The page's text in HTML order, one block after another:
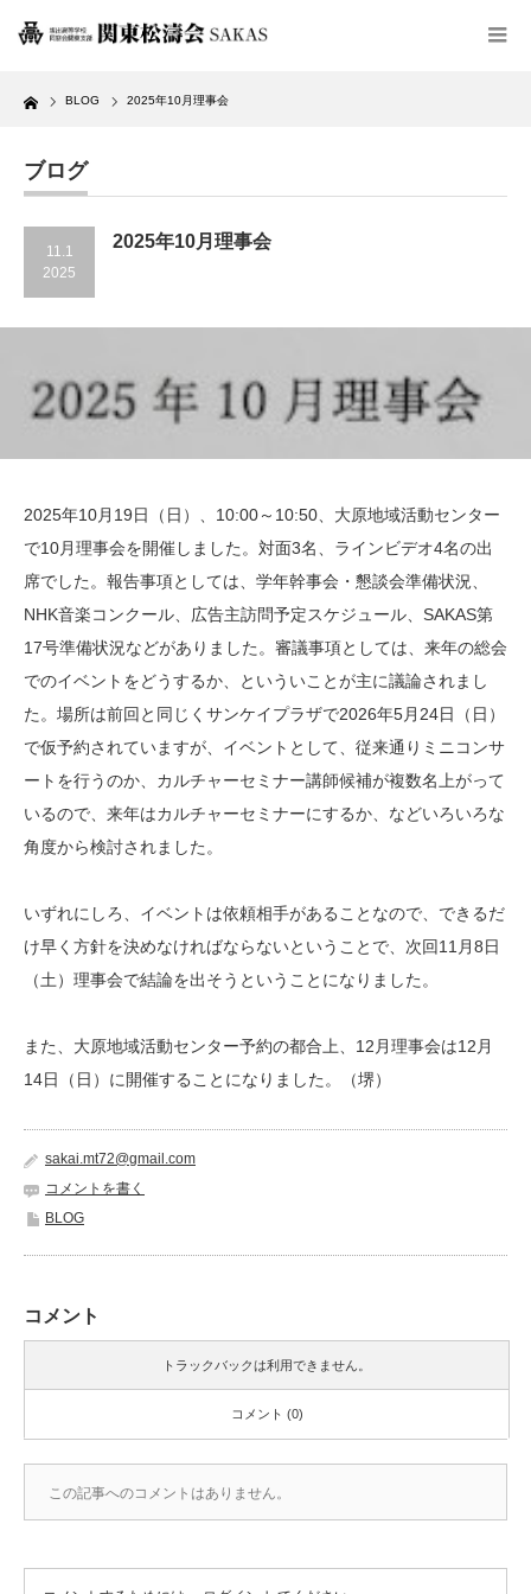
Home BLOG 2025年10月理事会
ブログ
11.1
2025
2025年10月理事会
2025年10月19日（日）、10:00～10:50、大原地域活動センター
で10月理事会を開催しました。対面3名、ラインビデオ4名の出
席でした。報告事項としては、学年幹事会・懇談会準備状況、
NHK音楽コンクール、広告主訪問予定スケジュール、SAKAS第
17号準備状況などがありました。審議事項としては、来年の総会
でのイベントをどうするか、といういことが主に議論されまし
た。場所は前回と同じくサンケイプラザで2026年5月24日（日）
で仮予約されていますが、イベントとして、従来通りミニコンサ
ートを行うのか、カルチャーセミナー講師候補が複数名上がって
いるので、来年はカルチャーセミナーにするか、などいろいろな
角度から検討されました。
いずれにしろ、イベントは依頼相手があることなので、できるだ
け早く方針を決めなければならないということで、次回11月8日
（土）理事会で結論を出そうということになりました。
また、大原地域活動センター予約の都合上、12月理事会は12月
14日（日）に開催することになりました。（堺）
sakai.mt72@gmail.com
コメントを書く
BLOG
コメント
トラックバックは利用できません。
コメント (0)
この記事へのコメントはありません。